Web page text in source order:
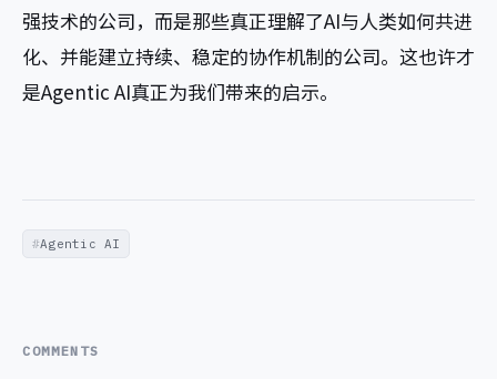
强技术的公司，而是那些真正理解了AI与人类如何共进
化、并能建立持续、稳定的协作机制的公司。这也许才
是Agentic AI真正为我们带来的启示。
Agentic AI
COMMENTS